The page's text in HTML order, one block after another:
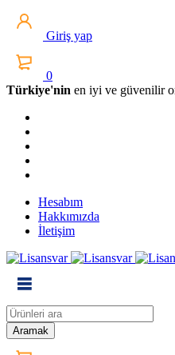
Giriş yap
0
Türkiye'nin en iyi ve güvenilir
Hesabım
Hakkımızda
İletişim